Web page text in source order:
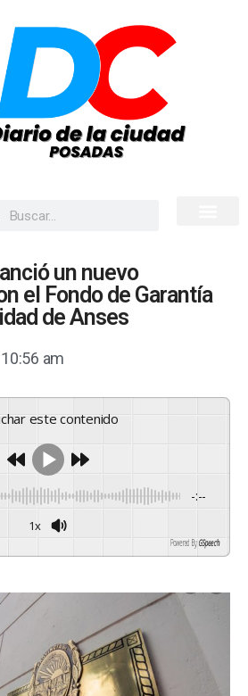
un nuevo
el Fondo de Garantía
de Anses
10:56 am
este contenido
-:--
1x
Powered By GSpeech